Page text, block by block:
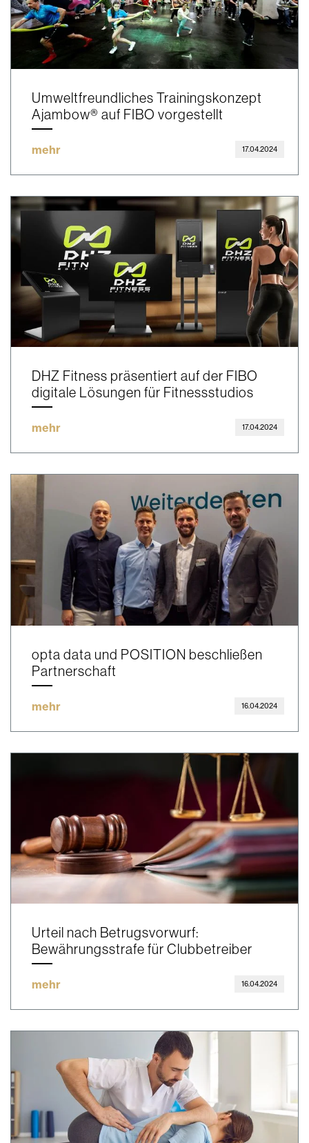
Umweltfreundliches Trainingskonzept
Ajambow® auf FIBO vorgestellt
mehr 17.04.2024
DHZ Fitness präsentiert auf der FIBO
digitale Lösungen für Fitnessstudios
mehr 17.04.2024
opta data und POSITION beschließen
Partnerschaft
mehr 16.04.2024
Urteil nach Betrugsvorwurf:
Bewährungsstrafe für Clubbetreiber
mehr 16.04.2024